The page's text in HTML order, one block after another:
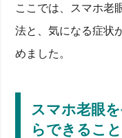
ここでは、スマホ老
法と、気になる症状
めました。
スマホ老眼
らできること